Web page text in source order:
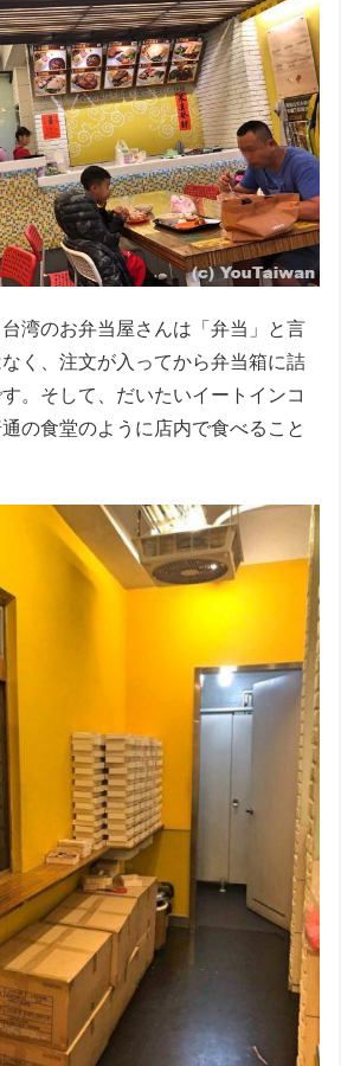
湾のお弁当屋さんは「弁当」と言
く、注文が入ってから弁当箱に詰
。そして、だいたいイートインコ
の食堂のように店内で食べること